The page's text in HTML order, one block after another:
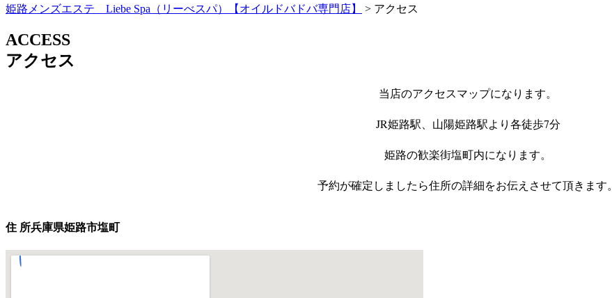
姫路メンズエステ Liebe Spa（リーべスパ）【オイルドバドバ専門店】 > アクセス
ACCESS
アクセス
当店のアクセスマップになります。
JR姫路駅、山陽姫路駅より各徒歩7分
姫路の歓楽街塩町内になります。
予約が確定しましたら住所の詳細をお伝えさせて頂きます。
住 所兵庫県姫路市塩町